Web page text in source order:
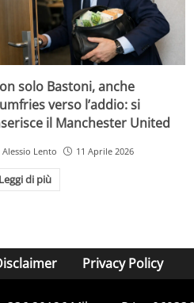
solo Bastoni, anche
verso l’addio: si
il Manchester United
Alessio Lento 11 Aprile 2026
Leggi di più
Privacy Policy